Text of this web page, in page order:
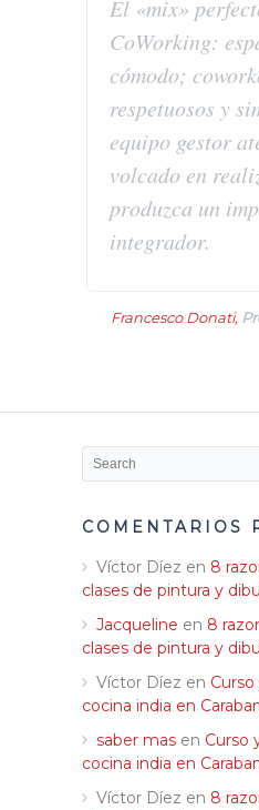
El «mix»
CoWorking:
cómodo;
respetuosos y
equipo gestor
volcado en
produzca un
integrador.
Francesco Donati,
COMENTARIOS
Víctor Díez en 8
clases de pintura y
Jacqueline en 8
clases de pintura y
Víctor Díez en
cocina india en
saber mas en Curso
cocina india en
Víctor Díez en 8